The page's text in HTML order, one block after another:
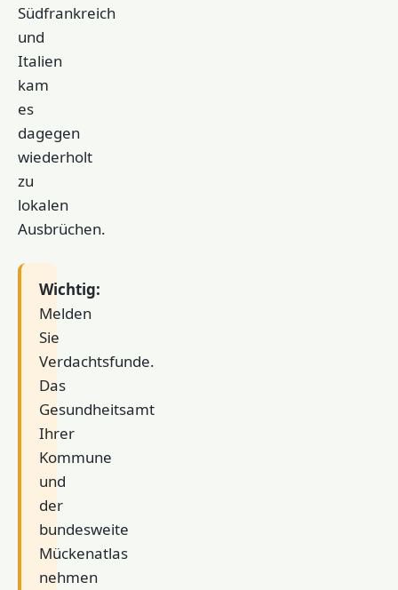
Südfrankreich
und
Italien
kam
es
dagegen
wiederholt
zu
lokalen
Ausbrüchen.
Wichtig:
Melden
Sie
Verdachtsfunde.
Das
Gesundheitsamt
Ihrer
Kommune
und
der
bundesweite
Mückenatlas
nehmen